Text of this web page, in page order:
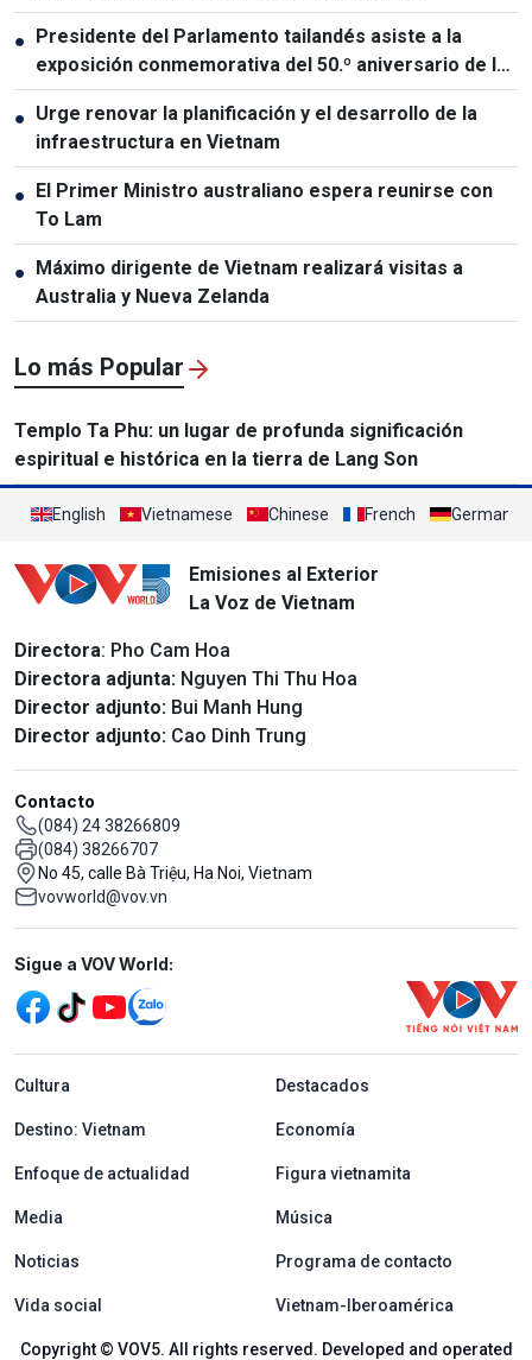
● Presidente del Parlamento tailandés asiste a la
exposición conmemorativa del 50.º aniversario de las
relaciones Vietnam-Tailandia
● Urge renovar la planificación y el desarrollo de la
infraestructura en Vietnam
● El Primer Ministro australiano espera reunirse con
To Lam
● Máximo dirigente de Vietnam realizará visitas a
Australia y Nueva Zelanda
Lo más Popular
Templo Ta Phu: un lugar de profunda significación
espiritual e histórica en la tierra de Lang Son
English Vietnamese Chinese French German
Emisiones al Exterior
La Voz de Vietnam
Directora: Pho Cam Hoa
Directora adjunta: Nguyen Thi Thu Hoa
Director adjunto: Bui Manh Hung
Director adjunto: Cao Dinh Trung
Contacto
(084) 24 38266809
(084) 38266707
No 45, calle Bà Triệu, Ha Noi, Vietnam
vovworld@vov.vn
Mạng xã hội
Sigue a VOV World:
menu footer tiếng Tây ban nha
Cultura Destacados
Destino: Vietnam Economía
Enfoque de actualidad Figura vietnamita
Media Música
Noticias Programa de contacto
Vida social Vietnam-Iberoamérica
Copyright © VOV5. All rights reserved. Developed and operated